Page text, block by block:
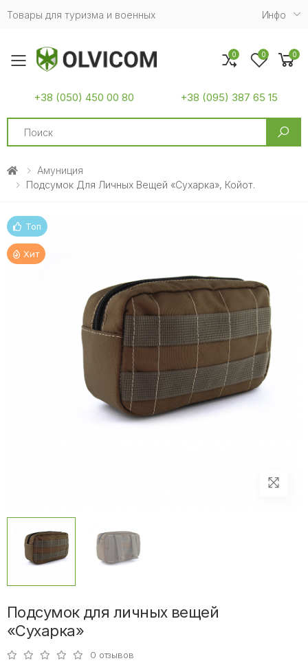
Товары для туризма и военных Инфо
Toggle mobile menu
+38 (050) 450 00 80 +38 (095) 387 65 15
Search
0 0 0
Амуниция
Подсумок Для Личных Вещей «Сухарка», Койот.
Топ
Хит
Подсумок для личных вещей
«Сухарка»
0 отзывов